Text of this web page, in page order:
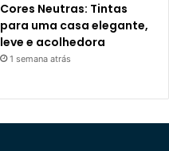
Cores Neutras: Tintas
para uma casa elegante,
leve e acolhedora
1 semana atrás